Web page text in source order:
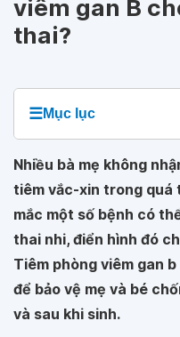
viêm gan B
thai?
☰Mục lục
Nhiều bà mẹ không
tiêm vắc-xin trong quá
mắc một số bệnh có
thai nhi, điển hình đó
Tiêm phòng viêm gan
để bảo vệ mẹ và bé
và sau khi sinh.